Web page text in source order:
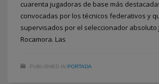
cuarenta jugadoras de base más
convocadas por los técnicos federativos y
supervisados por el seleccionador absoluto
Rocamora. Las
PUBLISHED IN PORTADA